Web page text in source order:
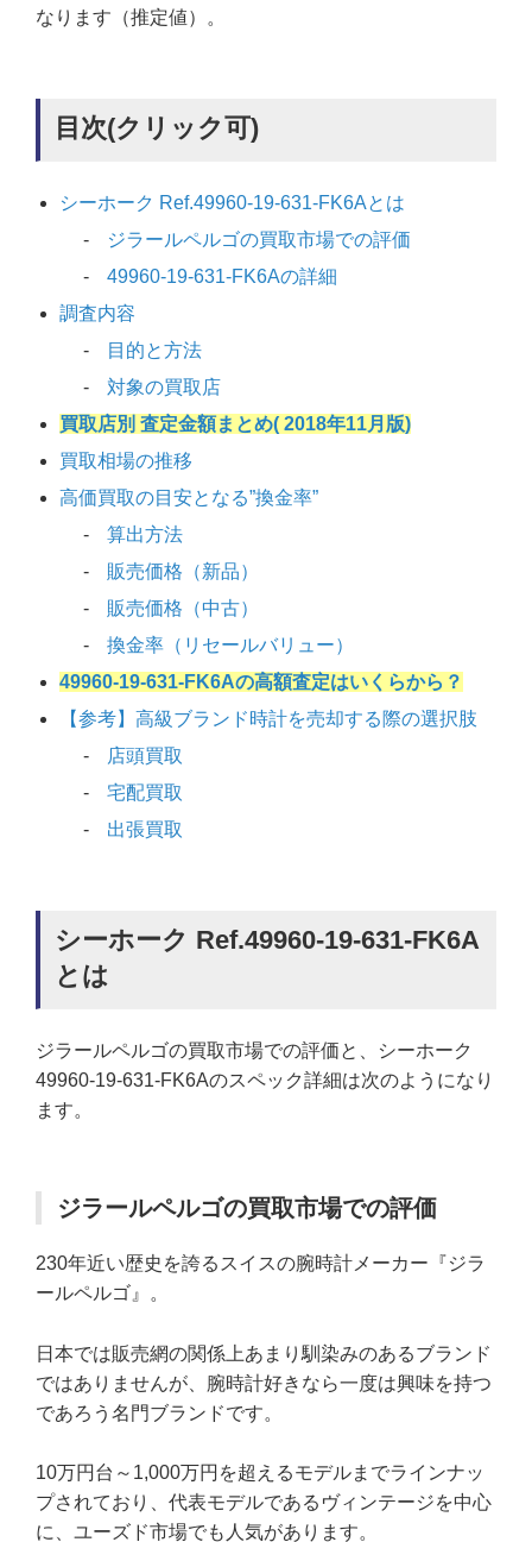
なります（推定値）。
目次(クリック可)
シーホーク Ref.49960-19-631-FK6Aとは
ジラールペルゴの買取市場での評価
49960-19-631-FK6Aの詳細
調査内容
目的と方法
対象の買取店
買取店別 査定金額まとめ( 2018年11月版)
買取相場の推移
高価買取の目安となる”換金率”
算出方法
販売価格（新品）
販売価格（中古）
換金率（リセールバリュー）
49960-19-631-FK6Aの高額査定はいくらから？
【参考】高級ブランド時計を売却する際の選択肢
店頭買取
宅配買取
出張買取
シーホーク Ref.49960-19-631-FK6A
とは
ジラールペルゴの買取市場での評価と、シーホーク
49960-19-631-FK6Aのスペック詳細は次のようになり
ます。
ジラールペルゴの買取市場での評価
230年近い歴史を誇るスイスの腕時計メーカー『ジラ
ールペルゴ』。
日本では販売網の関係上あまり馴染みのあるブランド
ではありませんが、腕時計好きなら一度は興味を持つ
であろう名門ブランドです。
10万円台～1,000万円を超えるモデルまでラインナッ
プされており、代表モデルであるヴィンテージを中心
に、ユーズド市場でも人気があります。